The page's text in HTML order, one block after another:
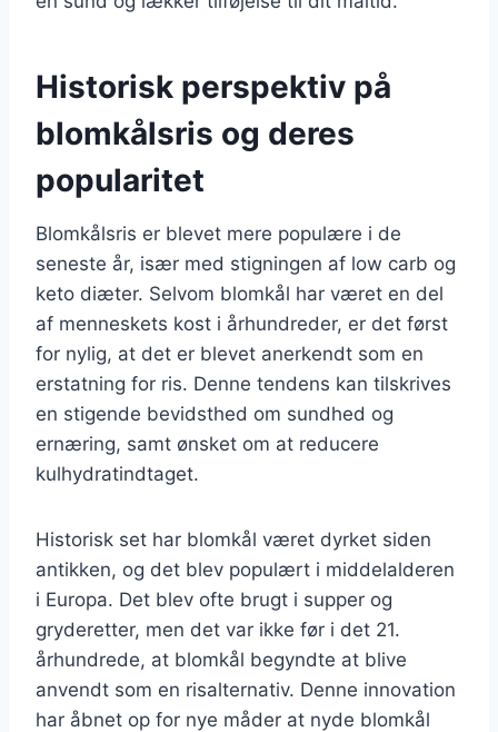
Historisk perspektiv på
blomkålsris og deres
popularitet
Blomkålsris er blevet mere populære i de
seneste år, især med stigningen af low carb og
keto diæter. Selvom blomkål har været en del
af menneskets kost i århundreder, er det først
for nylig, at det er blevet anerkendt som en
erstatning for ris. Denne tendens kan tilskrives
en stigende bevidsthed om sundhed og
ernæring, samt ønsket om at reducere
kulhydratindtaget.
Historisk set har blomkål været dyrket siden
antikken, og det blev populært i middelalderen
i Europa. Det blev ofte brugt i supper og
gryderetter, men det var ikke før i det 21.
århundrede, at blomkål begyndte at blive
anvendt som en risalternativ. Denne innovation
har åbnet op for nye måder at nyde blomkål